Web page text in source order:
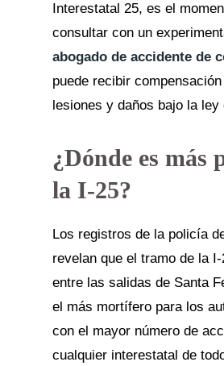
Interestatal 25, es el
consultar con un
abogado de accidente de
puede recibir
lesiones y daños bajo la ley
¿Dónde es más
la I-25?
Los registros de la policía
revelan que el tramo de la
entre las salidas de Santa
el más mortífero para los
con el mayor número de
cualquier interestatal de